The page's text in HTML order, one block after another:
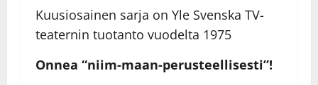
Kuusiosainen sarja on Yle Svenska TV-
teaternin tuotanto vuodelta 1975
Onnea “niim-maan-perusteellisesti”!